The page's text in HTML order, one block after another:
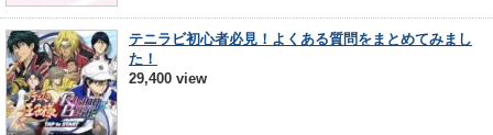
テニラビ初心者必見！よくある質問をまとめてみまし
た！
29,400 view